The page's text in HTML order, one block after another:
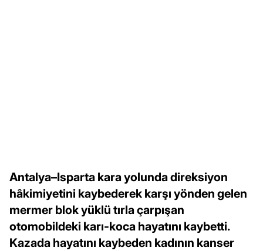
Antalya–Isparta kara yolunda direksiyon
hâkimiyetini kaybederek karşı yönden gelen
mermer blok yüklü tırla çarpışan
otomobildeki karı-koca hayatını kaybetti.
Kazada hayatını kaybeden kadının kanser